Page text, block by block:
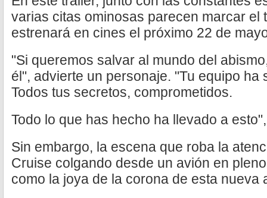
varias citas ominosas parecen marcar el
estrenará en cines el próximo 22 de
"Si queremos salvar al mundo del
él", advierte un personaje. "Tu equipo ha
Todos tus secretos, comprometidos.
Todo lo que has hecho ha llevado a
Sin embargo, la escena que roba la
Cruise colgando desde un avión en
como la joya de la corona de esta nueva